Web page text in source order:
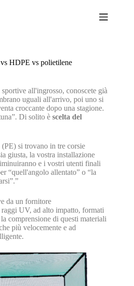
HDPE vs polietilene
all'ingrosso, conoscete già
uguali all'arrivo, poi uno si
croccante dopo una stagione.
Di solito è scelta del
si trovano in tre corsie
giusta, la vostra installazione
e i vostri utenti finali
“quell'angolo allentato” o “la
da un fornitore
raggi UV, ad alto impatto, formati
comprensione di questi materiali
più velocemente e ad